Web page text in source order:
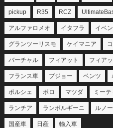
pickup R35 RCZ
アルファロメオ イタフラ イベ
グランツーリスモ ケイマニア
バーチャル フィアット フィア
フランス車 プジョー ベンツ
ポルシェ ポロ マツダ ミー
ランチア ランボルギーニ ルノー
国産車 日産 輸入車